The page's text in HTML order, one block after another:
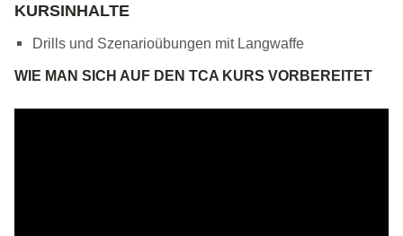
KURSINHALTE
Drills und Szenarioübungen mit Langwaffe
WIE MAN SICH AUF DEN TCA KURS VORBEREITET